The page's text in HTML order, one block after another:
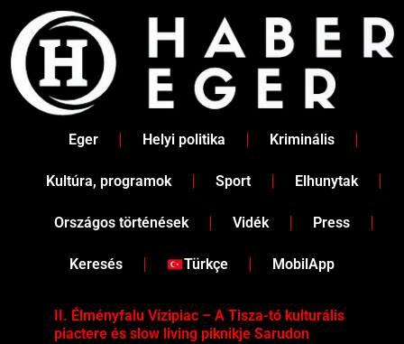
content
Eger Helyi politika Kriminális
Kultúra, programok Sport Elhunytak
Országos történések Vidék Press
Keresés Türkçe MobilApp
II. Élményfalu Vízipiac – A Tisza-tó kulturális
piactere és slow living piknikje Sarudon